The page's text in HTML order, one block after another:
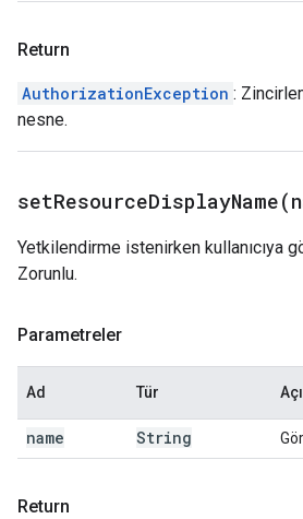
Return
AuthorizationException :
nesne.
setResourceDisplayName(
Yetkilendirme istenirken kullanıcıya
Zorunlu.
Parametreler
Ad Tür
name String
Return